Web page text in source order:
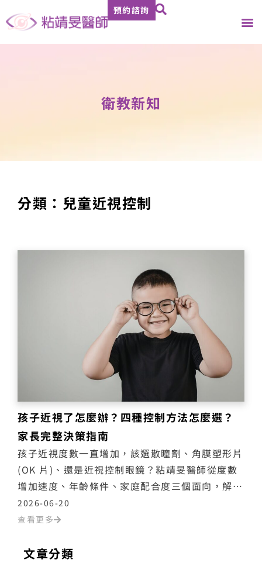
預約諮詢
衛教新知
分類：兒童近視控制
孩子近視了怎麼辦？四種控制方法怎麼選？
家長完整決策指南
孩子近視度數一直增加，該選散瞳劑、角膜塑形片
(OK 片)、還是近視控制眼鏡？粘靖旻醫師從度數
增加速度、年齡條件、家庭配合度三個面向，解析
兒童近視控制四大方法的適用邏輯，幫助家長做出
最適合孩子的決定。
2026-06-20
查看更多
文章分類